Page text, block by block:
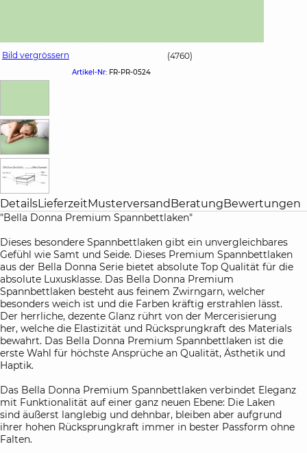
Bild vergrössern (4760)
Artikel-Nr: FR-PR-0524
DetailsLieferzeitMusterversandBeratungBewertungen
"Bella Donna Premium Spannbettlaken"
Dieses besondere Spannbettlaken gibt ein unvergleichbares
Gefühl wie Samt und Seide. Dieses Premium Spannbettlaken
aus der Bella Donna Serie bietet absolute Top Qualität für die
absolute Luxusklasse. Das Bella Donna Premium
Spannbettlaken besteht aus feinem Zwirngarn, welcher
besonders weich ist und die Farben kräftig erstrahlen lässt.
Der herrliche, dezente Glanz rührt von der Mercerisierung
her, welche die Elastizität und Rücksprungkraft des Materials
bewahrt. Das Bella Donna Premium Spannbettlaken ist die
erste Wahl für höchste Ansprüche an Qualität, Ästhetik und
Haptik.
Das Bella Donna Premium Spannbettlaken verbindet Eleganz
mit Funktionalität auf einer ganz neuen Ebene: Die Laken
sind äußerst langlebig und dehnbar, bleiben aber aufgrund
ihrer hohen Rücksprungkraft immer in bester Passform ohne
Falten.